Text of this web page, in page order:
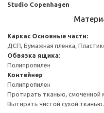
Studio Copenhagen
Каркас Основные части:
ДСП, Бумажная пленка,
Обвязка ящика:
Полипропилен
Контейнер
Полипропилен
Протирать тканью,
Вытирать чистой сухой тканью.